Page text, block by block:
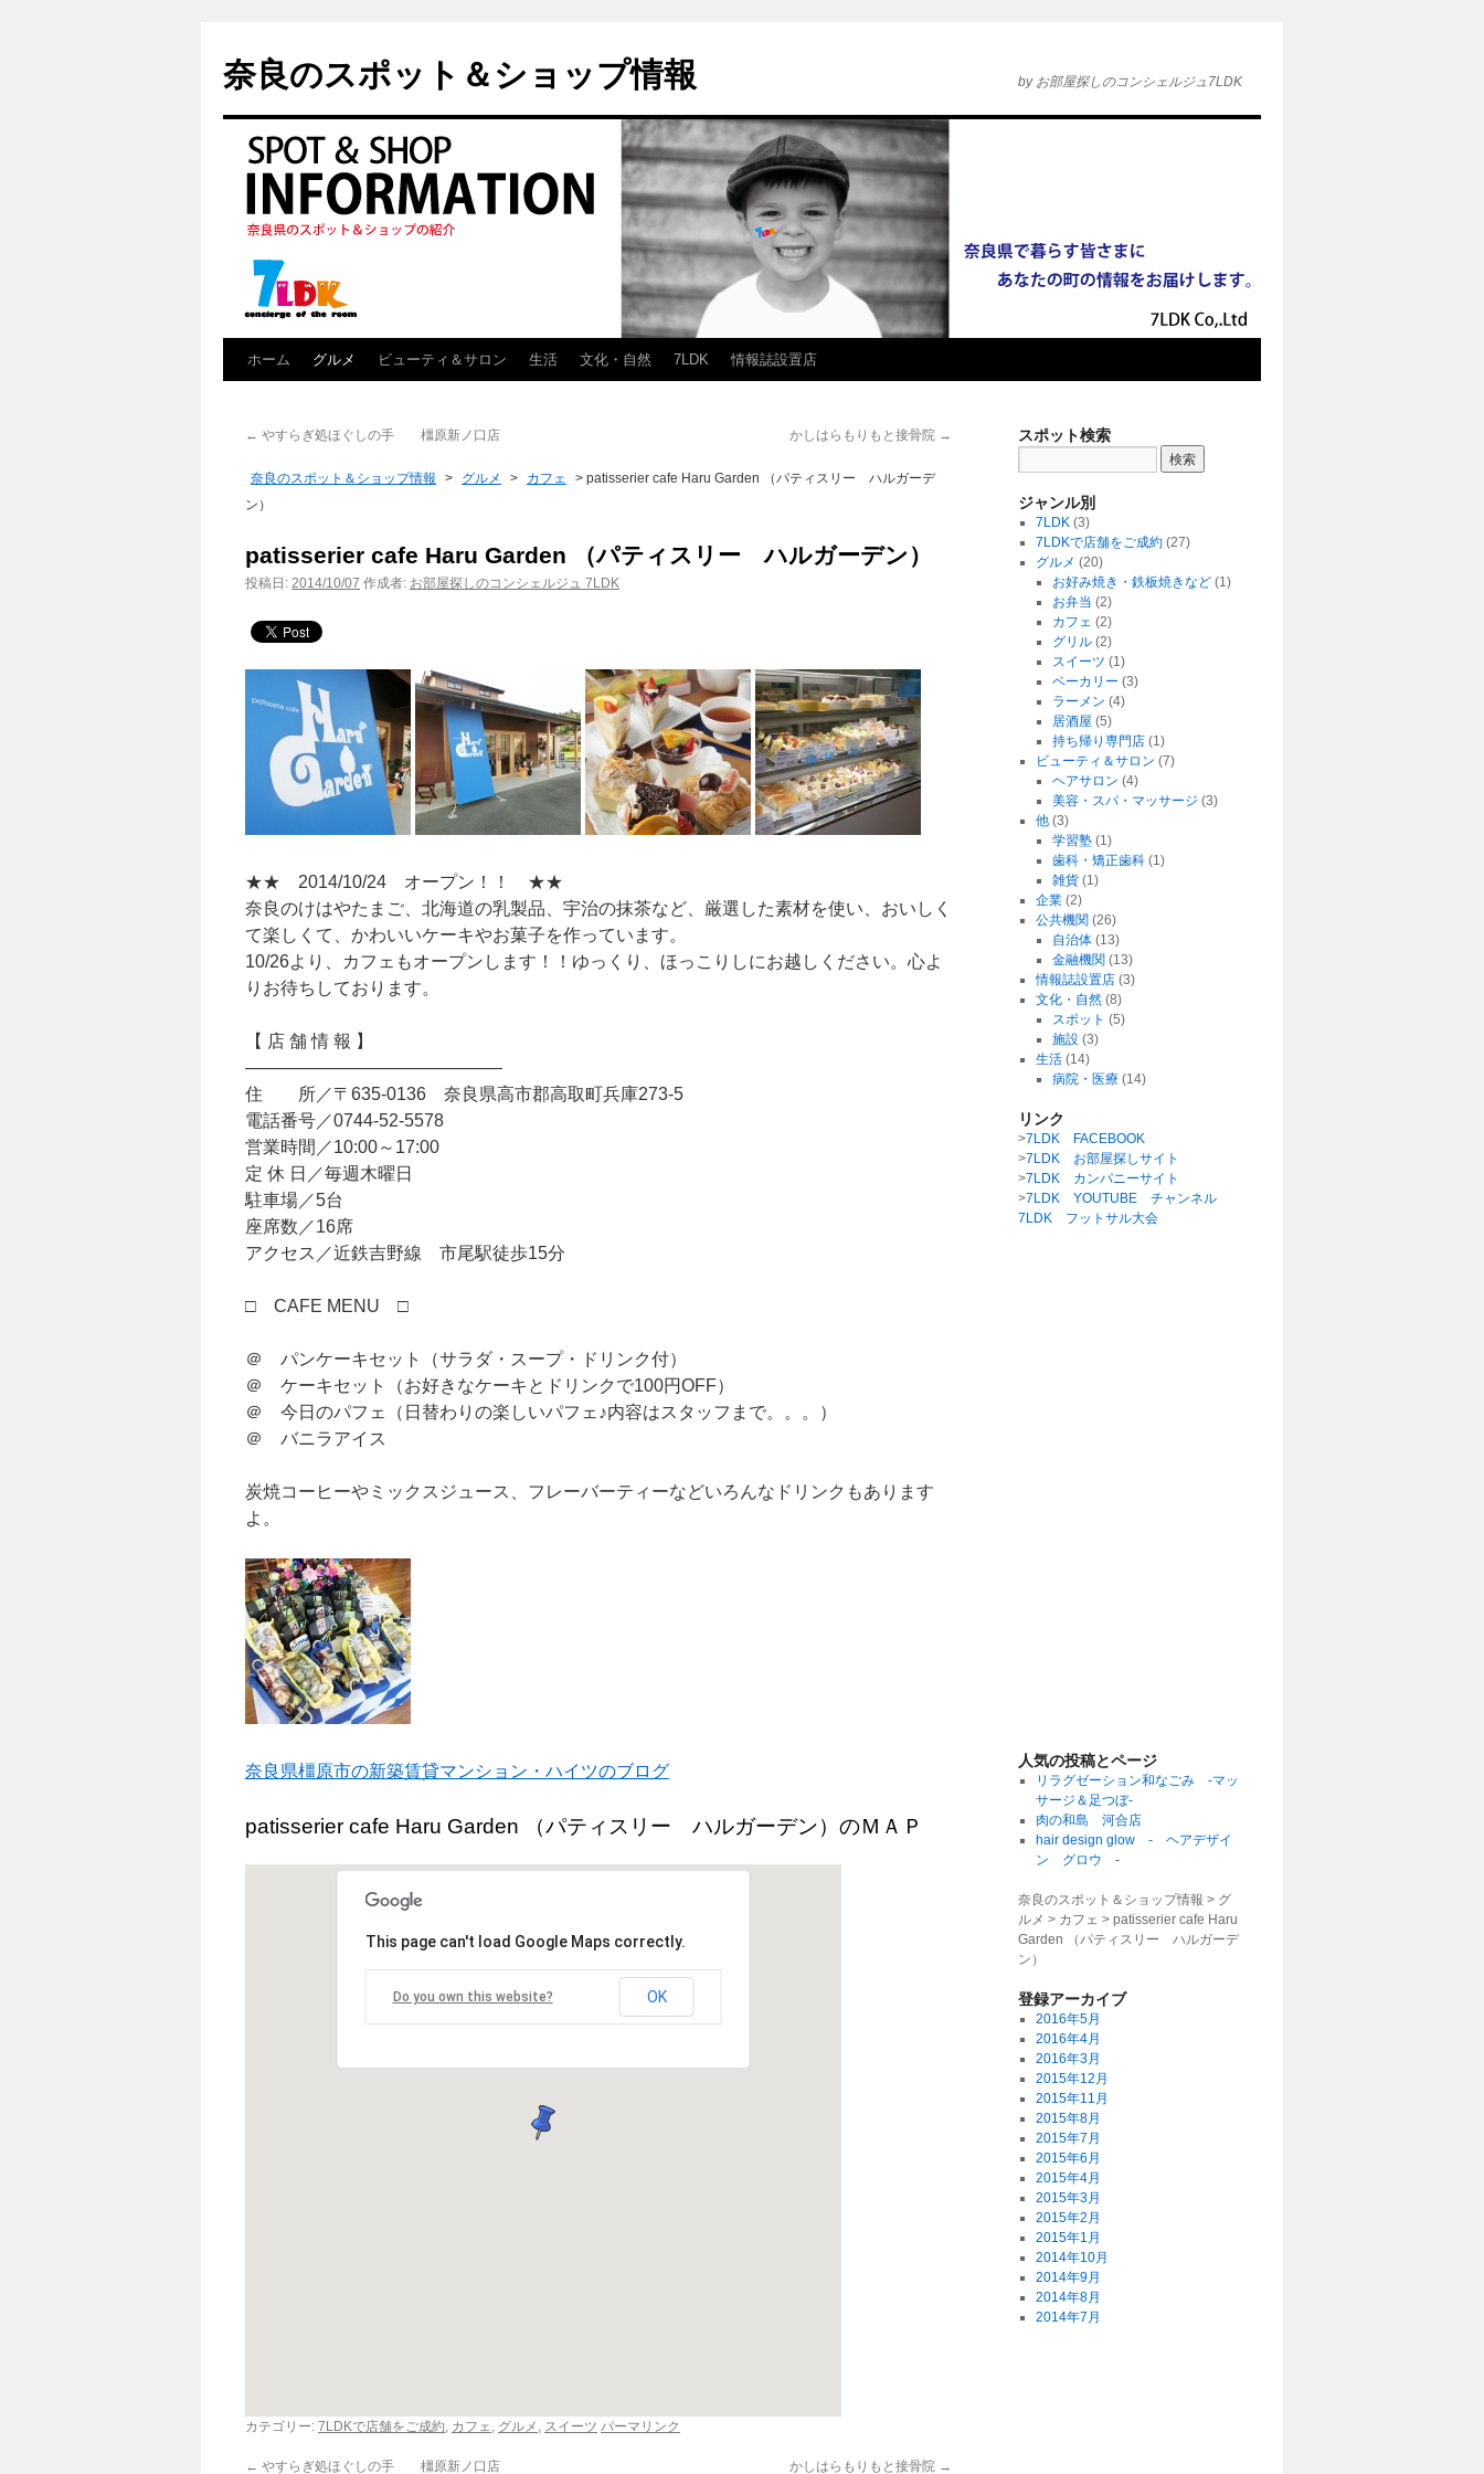
奈良のスポット＆ショップ情報 by お部屋探しのコンシェルジュ7LDK
ホーム グルメ ビューティ＆サロン 生活 文化・自然 7LDK 情報誌設置店
← やすらぎ処ほぐしの手 橿原新ノ口店 かしはらもりもと接骨院 →
奈良のスポット＆ショップ情報 > グルメ > カフェ > patisserier cafe Haru Garden （パティスリー ハルガーデ
ン）
patisserier cafe Haru Garden （パティスリー ハルガーデン）
投稿日: 2014/10/07 作成者: お部屋探しのコンシェルジュ 7LDK
★★ 2014/10/24 オープン！！ ★★
奈良のけはやたまご、北海道の乳製品、宇治の抹茶など、厳選した素材を使い、おいしく
て楽しくて、かわいいケーキやお菓子を作っています。
10/26より、カフェもオープンします！！ゆっくり、ほっこりしにお越しください。心よ
りお待ちしております。
【 店 舗 情 報 】
——————————————–
住 所／〒635-0136 奈良県高市郡高取町兵庫273-5
電話番号／0744-52-5578
営業時間／10:00～17:00
定 休 日／毎週木曜日
駐車場／5台
座席数／16席
アクセス／近鉄吉野線 市尾駅徒歩15分
□ CAFE MENU □
＠ パンケーキセット（サラダ・スープ・ドリンク付）
＠ ケーキセット（お好きなケーキとドリンクで100円OFF）
＠ 今日のパフェ（日替わりの楽しいパフェ♪内容はスタッフまで。。。）
＠ バニラアイス
炭焼コーヒーやミックスジュース、フレーバーティーなどいろんなドリンクもあります
よ。
奈良県橿原市の新築賃貸マンション・ハイツのブログ
patisserier cafe Haru Garden （パティスリー ハルガーデン）のＭＡＰ
This page can't load Google Maps correctly.
Do you own this website? OK
カテゴリー: 7LDKで店舗をご成約, カフェ, グルメ , スイーツ パーマリンク
← やすらぎ処ほぐしの手 橿原新ノ口店 かしはらもりもと接骨院 →
スポット検索
ジャンル別
7LDK(3)
7LDKで店舗をご成約(27)
グルメ (20)
お好み焼き・鉄板焼きなど (1)
お弁当 (2)
カフェ (2)
グリル (2)
スイーツ (1)
ベーカリー (3)
ラーメン (4)
居酒屋 (5)
持ち帰り専門店 (1)
ビューティ＆サロン (7)
ヘアサロン (4)
美容・スパ・マッサージ (3)
他(3)
学習塾 (1)
歯科・矯正歯科 (1)
雑貨 (1)
企業(2)
公共機関 (26)
自治体 (13)
金融機関 (13)
情報誌設置店(3)
文化・自然(8)
スポット (5)
施設 (3)
生活(14)
病院・医療 (14)
リンク
>7LDK FACEBOOK
>7LDK お部屋探しサイト
>7LDK カンパニーサイト
>7LDK YOUTUBE チャンネル
7LDK フットサル大会
人気の投稿とページ
リラグゼーション和なごみ -マッ
サージ＆足つぼ-
肉の和島 河合店
hair design glow - ヘアデザイ
ン グロウ -
奈良のスポット＆ショップ情報 > グ
ルメ > カフェ > patisserier cafe Haru
Garden （パティスリー ハルガーデ
ン）
登録アーカイブ
2016年5月
2016年4月
2016年3月
2015年12月
2015年11月
2015年8月
2015年7月
2015年6月
2015年4月
2015年3月
2015年2月
2015年1月
2014年10月
2014年9月
2014年8月
2014年7月